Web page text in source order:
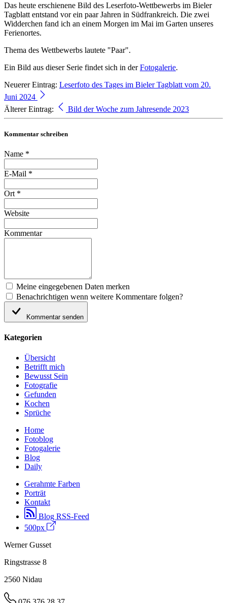
Das heute erschienene Bild des Leserfoto-Wettbewerbs im Bieler
Tagblatt entstand vor ein paar Jahren in Südfrankreich. Die zwei
Widderchen fand ich an einem Morgen im Mai im Garten unseres
Ferienortes.
Thema des Wettbewerbs lautete "Paar".
Ein Bild aus dieser Serie findet sich in derFotogalerie.
Neuerer Eintrag: Leserfoto des Tages im Bieler Tagblatt vom 20.
Juni 2024
Älterer Eintrag:
Bild der Woche zum Jahresende 2023
Kommentar schreiben
Name *
E-Mail *
Ort *
Website
Kommentar
Meine eingegebenen Daten merken
Benachrichtigen wenn weitere Kommentare folgen?
Kommentar senden
Kategorien
Übersicht
Betrifft mich
Bewusst Sein
Fotografie
Gefunden
Kochen
Sprüche
Home
Fotoblog
Fotogalerie
Blog
Daily
Gerahmte Farben
Porträt
Kontakt
Blog RSS-Feed
500px
Werner Gusset
Ringstrasse 8
2560 Nidau